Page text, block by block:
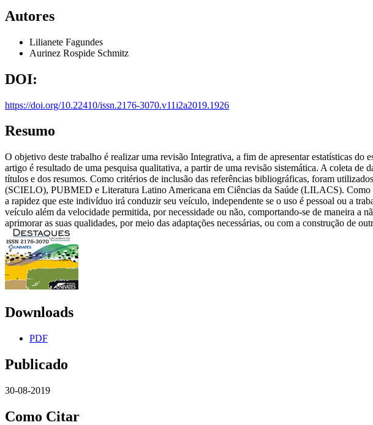
Autores
Lilianete Fagundes
Aurinez Rospide Schmitz
DOI:
https://doi.org/10.22410/issn.2176-3070.v11i2a2019.1926
Resumo
O objetivo deste trabalho é realizar uma revisão Integrativa, a fim de apresentar estatísticas
artigo é resultado de uma pesquisa qualitativa, a partir de uma revisão sistemática. A coleta
títulos e dos resumos. Como critérios de inclusão das referências bibliográficas, foram
(SCIELO), PUBMED e Literatura Latino Americana em Ciências da Saúde (LILACS). Como
a rapidez que este indivíduo irá conduzir seu veículo, independente se o uso é pessoal ou a
veículo além da velocidade permitida, por necessidade ou não, comportando-se de maneira a
aprimorar as suas qualidades, por meio das adaptações necessárias, ou com a construção de
Downloads
PDF
Publicado
30-08-2019
Como Citar